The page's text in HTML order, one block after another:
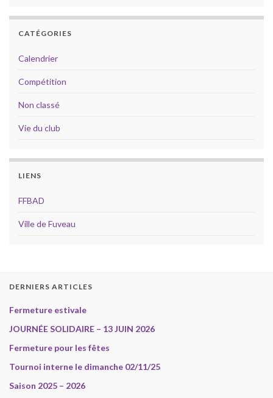
CATÉGORIES
Calendrier
Compétition
Non classé
Vie du club
LIENS
FFBAD
Ville de Fuveau
DERNIERS ARTICLES
Fermeture estivale
JOURNÉE SOLIDAIRE – 13 JUIN 2026
Fermeture pour les fêtes
Tournoi interne le dimanche 02/11/25
Saison 2025 – 2026